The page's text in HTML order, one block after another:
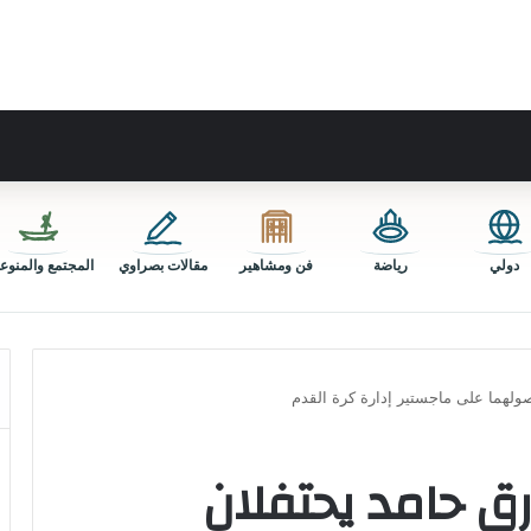
دولي رياضة فن ومشاهير مقالات بصراوي المجتمع
على ماجستير إدارة كرة القدم
حامد يحتفلان